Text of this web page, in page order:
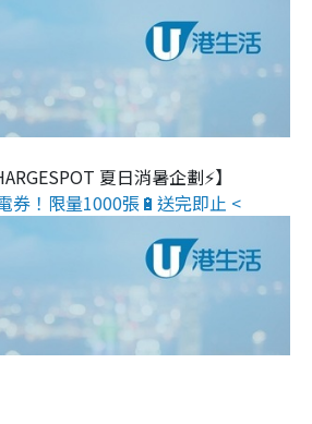
夏日消暑企劃⚡】
券！限量1000張🔋送完即止 <